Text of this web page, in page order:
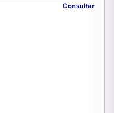
Consultar